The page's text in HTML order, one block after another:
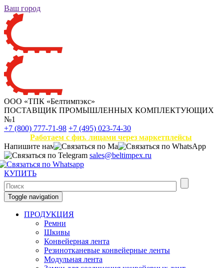
Ваш город
ООО «ТПК «Белтимпэкс»
ПОСТАВЩИК ПРОМЫШЛЕННЫХ КОМПЛЕКТУЮЩИХ
№1
+7 (800) 777-71-98 +7 (495) 023-74-30
Работаем с физ. лицами через маркетплейсы
Напишите нам
sales@beltimpex.ru
КУПИТЬ
Toggle navigation
ПРОДУКЦИЯ
Ремни
Шкивы
Конвейерная лента
Резинотканевые конвейерные ленты
Модульная лента